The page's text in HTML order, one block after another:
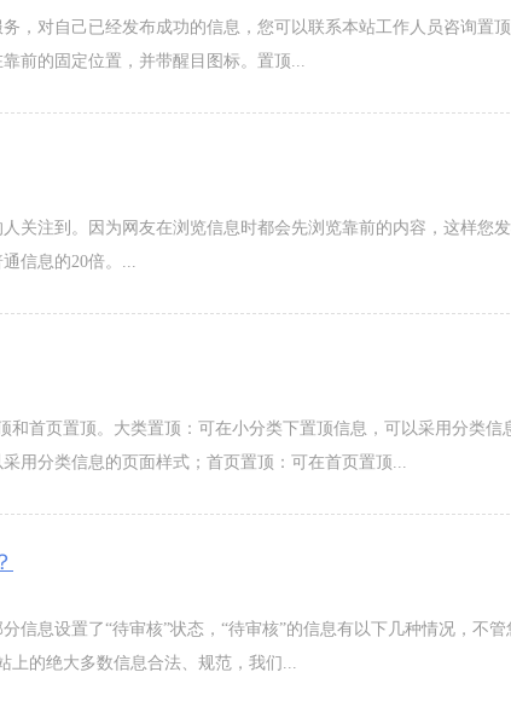
，对自己已经发布成功的信息，您可以联系本站工作人员咨询置
前的固定位置，并带醒目图标。置顶...
关注到。因为网友在浏览信息时都会先浏览靠前的内容，这样您
信息的20倍。...
和首页置顶。大类置顶：可在小分类下置顶信息，可以采用分类信
用分类信息的页面样式；首页置顶：可在首页置顶...
信息设置了“待审核”状态，“待审核”的信息有以下几种情况，不
上的绝大多数信息合法、规范，我们...